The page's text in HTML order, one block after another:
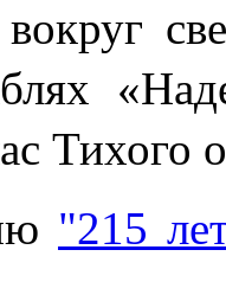
вокруг
Тихого
"215